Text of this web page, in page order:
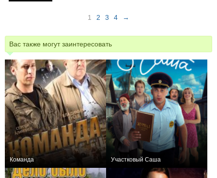
1 2 3 4 →
Вас также могут заинтересовать
Команда Участковый Саша